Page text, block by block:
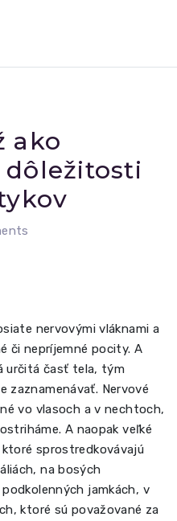
ako
nervovými vláknami a
či nepríjemné pocity. A
určitá časť tela, tým
zaznamenávať. Nervové
vo vlasoch a v nechtoch,
A naopak veľké
sprostredkovávajú
na bosých
jamkách, v
ktoré sú považované za